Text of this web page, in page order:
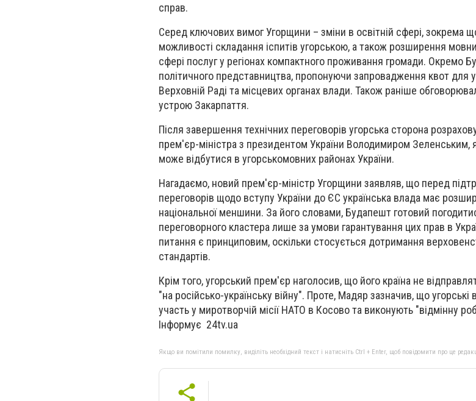
справ.
Серед ключових вимог Угорщини – зміни в освітній сфері, зокрема
можливості складання іспитів угорською, а також розширення
сфері послуг у регіонах компактного проживання громади. Окремо
політичного представництва, пропонуючи запровадження квот для
Верховній Раді та місцевих органах влади. Також раніше
устрою Закарпаття.
Після завершення технічних переговорів угорська сторона
прем'єр-міністра з президентом України Володимиром Зеленським,
може відбутися в угорськомовних районах України.
Нагадаємо, новий прем'єр-міністр Угорщини заявляв, що перед
переговорів щодо вступу України до ЄС українська влада має
національної меншини. За його словами, Будапешт готовий
переговорного кластера лише за умови гарантування цих прав в
питання є принциповим, оскільки стосується дотримання
стандартів.
Крім того, угорський прем'єр наголосив, що його країна не
"на російсько-українську війну". Проте, Мадяр зазначив, що угорські
участь у миротворчій місії НАТО в Косово та виконують "відмінну
Інформує 24tv.ua
Якщо ви помітили помилку, виділіть необхідний текст і натисніть Ctrl + Enter, щоб повідомити про це